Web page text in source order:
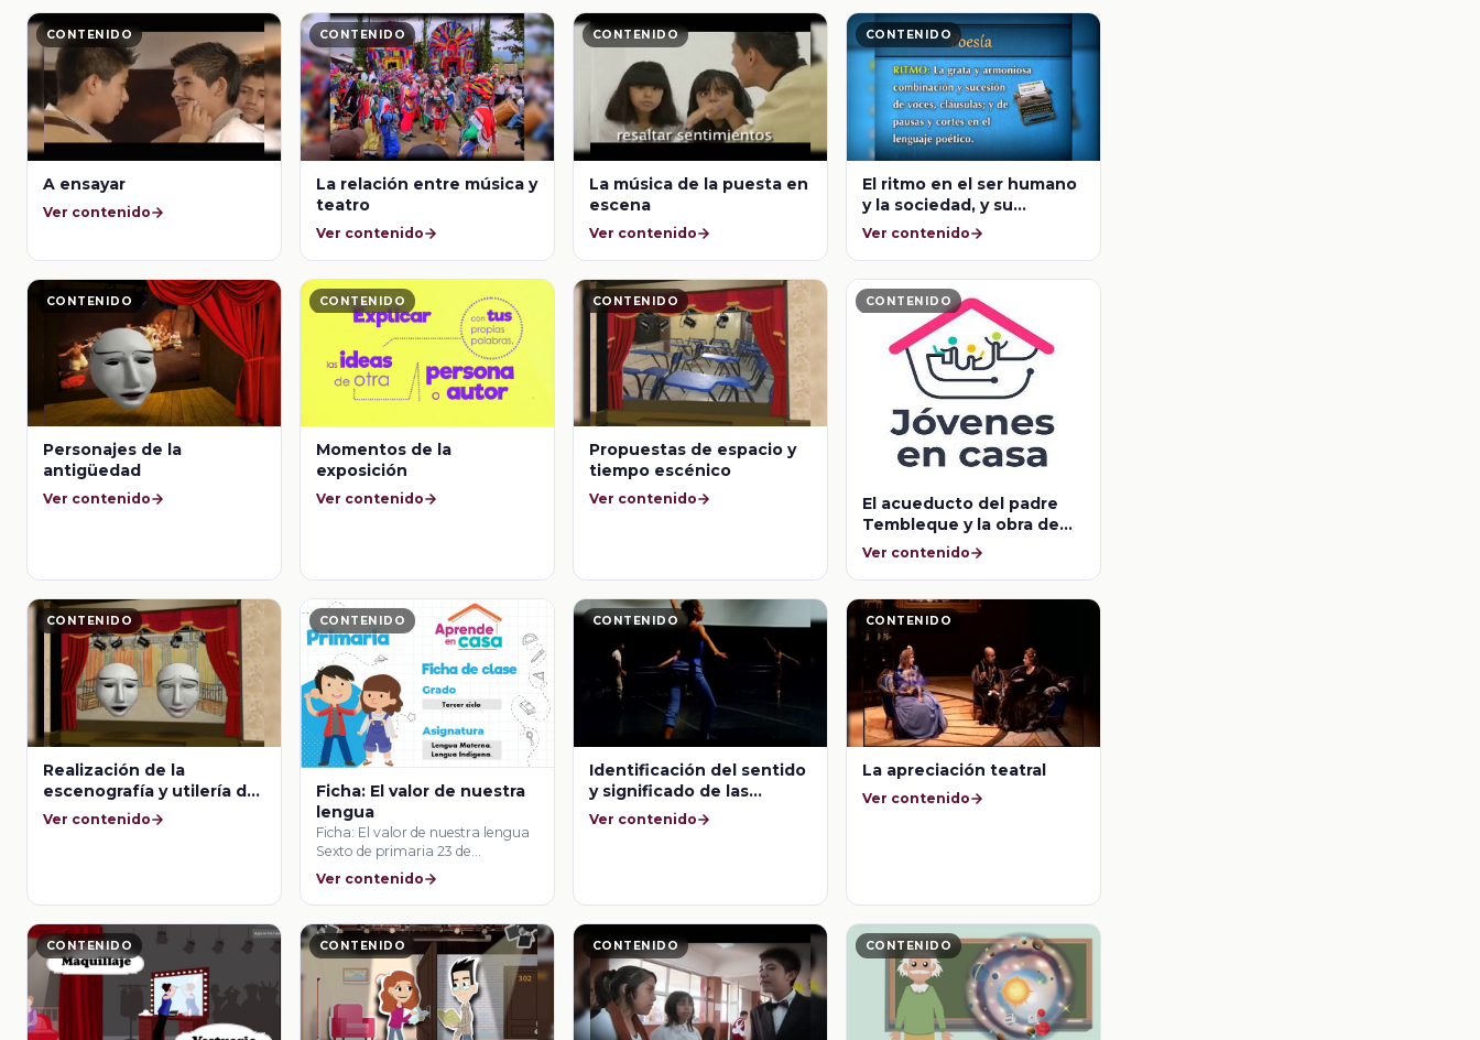
CONTENIDO
A ensayar
Ver contenido
CONTENIDO
La relación entre música y
teatro
Ver contenido
CONTENIDO
La música de la puesta en
escena
Ver contenido
CONTENIDO
El ritmo en el ser humano
y la sociedad, y su
significado en distintas
Ver contenido
CONTENIDO
Personajes de la
antigüedad
Ver contenido
CONTENIDO
Momentos de la
exposición
Ver contenido
CONTENIDO
Propuestas de espacio y
tiempo escénico
Ver contenido
CONTENIDO
El acueducto del padre
Tembleque y la obra de
José María Velasco
Ver contenido
CONTENIDO
Realización de la
escenografía y utilería de
su puesta en escena
Ver contenido
CONTENIDO
Ficha: El valor de nuestra
lengua
Ficha: El valor de nuestra lengua
Sexto de primaria 23 de
septiembre
Ver contenido
CONTENIDO
Identificación del sentido
y significado de las
formas producidas en
Ver contenido
CONTENIDO
La apreciación teatral
Ver contenido
CONTENIDO CONTENIDO CONTENIDO CONTENIDO